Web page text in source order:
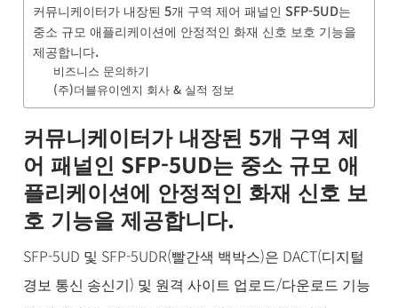
커뮤니케이터가 내장된 5개 구역 제어 패널인 SFP-5UD는
중소 규모 애플리케이션에 안정적인 화재 신호 보호 기능을
제공합니다.
비즈니스 문의하기
(주)더블유이엔지 회사 & 실적 정보
커뮤니케이터가 내장된 5개 구역 제
어 패널인 SFP-5UD는 중소 규모 애
플리케이션에 안정적인 화재 신호 보
호 기능을 제공합니다.
SFP-5UD 및 SFP-5UDR(빨간색 백박스)은 DACT(디지털
경보 통신 송신기) 및 원격 사이트 업로드/다운로드 기능